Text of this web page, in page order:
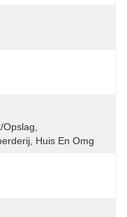
opslag,
Huis En Omg